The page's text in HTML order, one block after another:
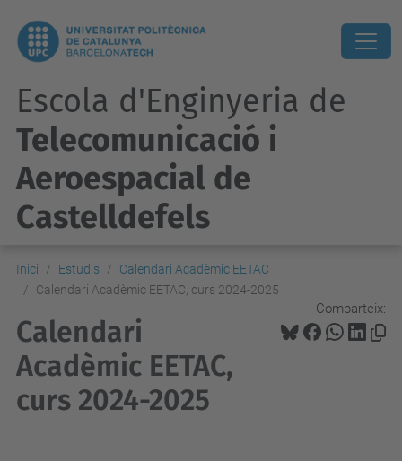
Escola d'Enginyeria de
Telecomunicació i
Aeroespacial de
Castelldefels
Inici Estudis
Calendari Acadèmic EETAC
Calendari Acadèmic EETAC, curs 2024-2025
Comparteix:
Calendari
Acadèmic EETAC,
curs 2024-2025